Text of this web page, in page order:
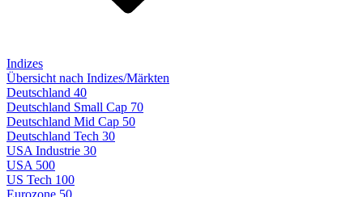
Indizes
Übersicht nach Indizes/Märkten
Deutschland 40
Deutschland Small Cap 70
Deutschland Mid Cap 50
Deutschland Tech 30
USA Industrie 30
USA 500
US Tech 100
Eurozone 50